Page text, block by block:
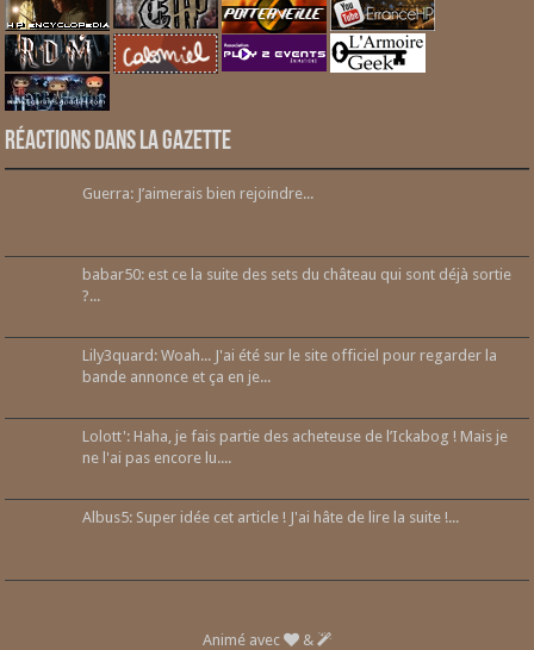
Réactions dans la gazette
Guerra: J’aimerais bien rejoindre...
babar50: est ce la suite des sets du château qui sont déjà sortie
?...
Lily3quard: Woah... J'ai été sur le site officiel pour regarder la
bande annonce et ça en je...
Lolott': Haha, je fais partie des acheteuse de l’Ickabog ! Mais je
ne l'ai pas encore lu....
Albus5: Super idée cet article ! J'ai hâte de lire la suite !...
Animé avec &